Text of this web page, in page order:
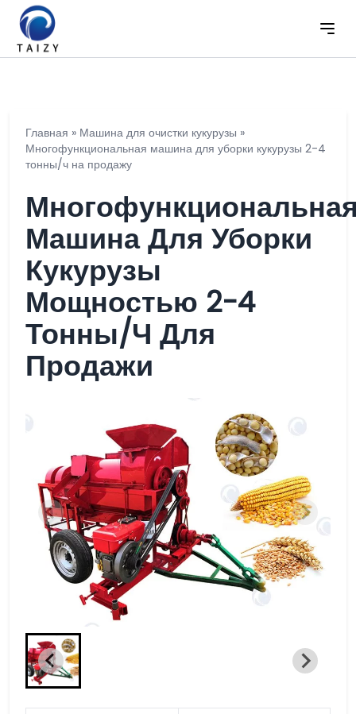
Главная » Машина для очистки кукурузы »
Многофункциональная машина для уборки кукурузы 2-4
тонны/ч на продажу
Машина Для Уборки
Кукурузы
Мощностью 2-4
Тонны/ч Для
Продажи